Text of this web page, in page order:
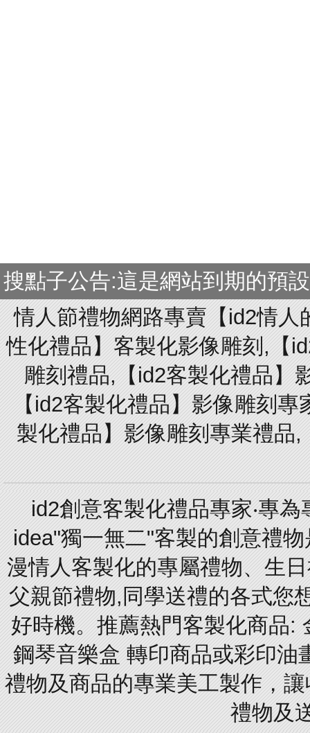
搜點子公告:這是網站到期的預
情人節禮物網路專賣【id2情
性化禮品】客製化影像雕刻,【
雕刻禮品,【id2客製化禮品】
【id2客製化禮品】影像雕刻
製化禮品】影像雕刻專業禮品
id2創意客製化禮品專家‧專
idea"獨一無二"客製的創意禮
漫情人客製化的專屬禮物、生
父親節禮物,同學送禮的各式您
好時機。推薦熱門客製化商品:
鋼琴音樂盒 轉印商品或彩印油
禮物及商品的專業美工製作，
禮物及